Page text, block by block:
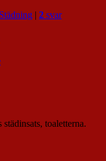
Städning | 2 svar
toaletterna.